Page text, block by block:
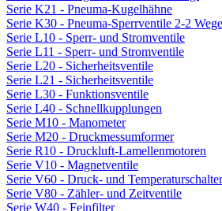
Serie K21 - Pneuma-Kugelhähne
Serie K30 - Pneuma-Sperrventile 2-2 Wege
Serie L10 - Sperr- und Stromventile
Serie L11 - Sperr- und Stromventile
Serie L20 - Sicherheitsventile
Serie L21 - Sicherheitsventile
Serie L30 - Funktionsventile
Serie L40 - Schnellkupplungen
Serie M10 - Manometer
Serie M20 - Druckmessumformer
Serie R10 - Druckluft-Lamellenmotoren
Serie V10 - Magnetventile
Serie V60 - Druck- und Temperaturschalter
Serie V80 - Zähler- und Zeitventile
Serie W40 - Feinfilter